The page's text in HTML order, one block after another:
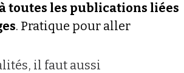
toutes les publications liées
. Pratique pour aller
il faut aussi